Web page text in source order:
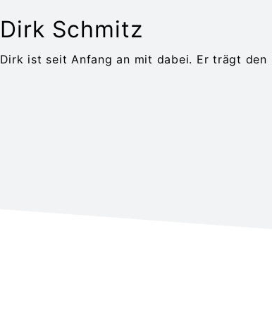
Dirk Schmitz
Dirk ist seit Anfang an mit dabei. Er trägt den